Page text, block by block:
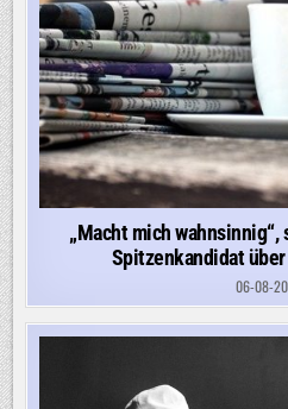
„Macht mich
Spitzenkandidat
06-08-